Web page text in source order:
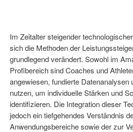
Im Zeitalter steigender
sich die Methoden der
grundlegend verändert. Sowohl im
Profibereich sind Coaches und
angewiesen, fundierte Datenanalysen
nutzen, um individuelle Stärken und
identifizieren. Die Integration dieser
jedoch ein tiefgehendes Verständnis
Anwendungsbereiche sowie der zur